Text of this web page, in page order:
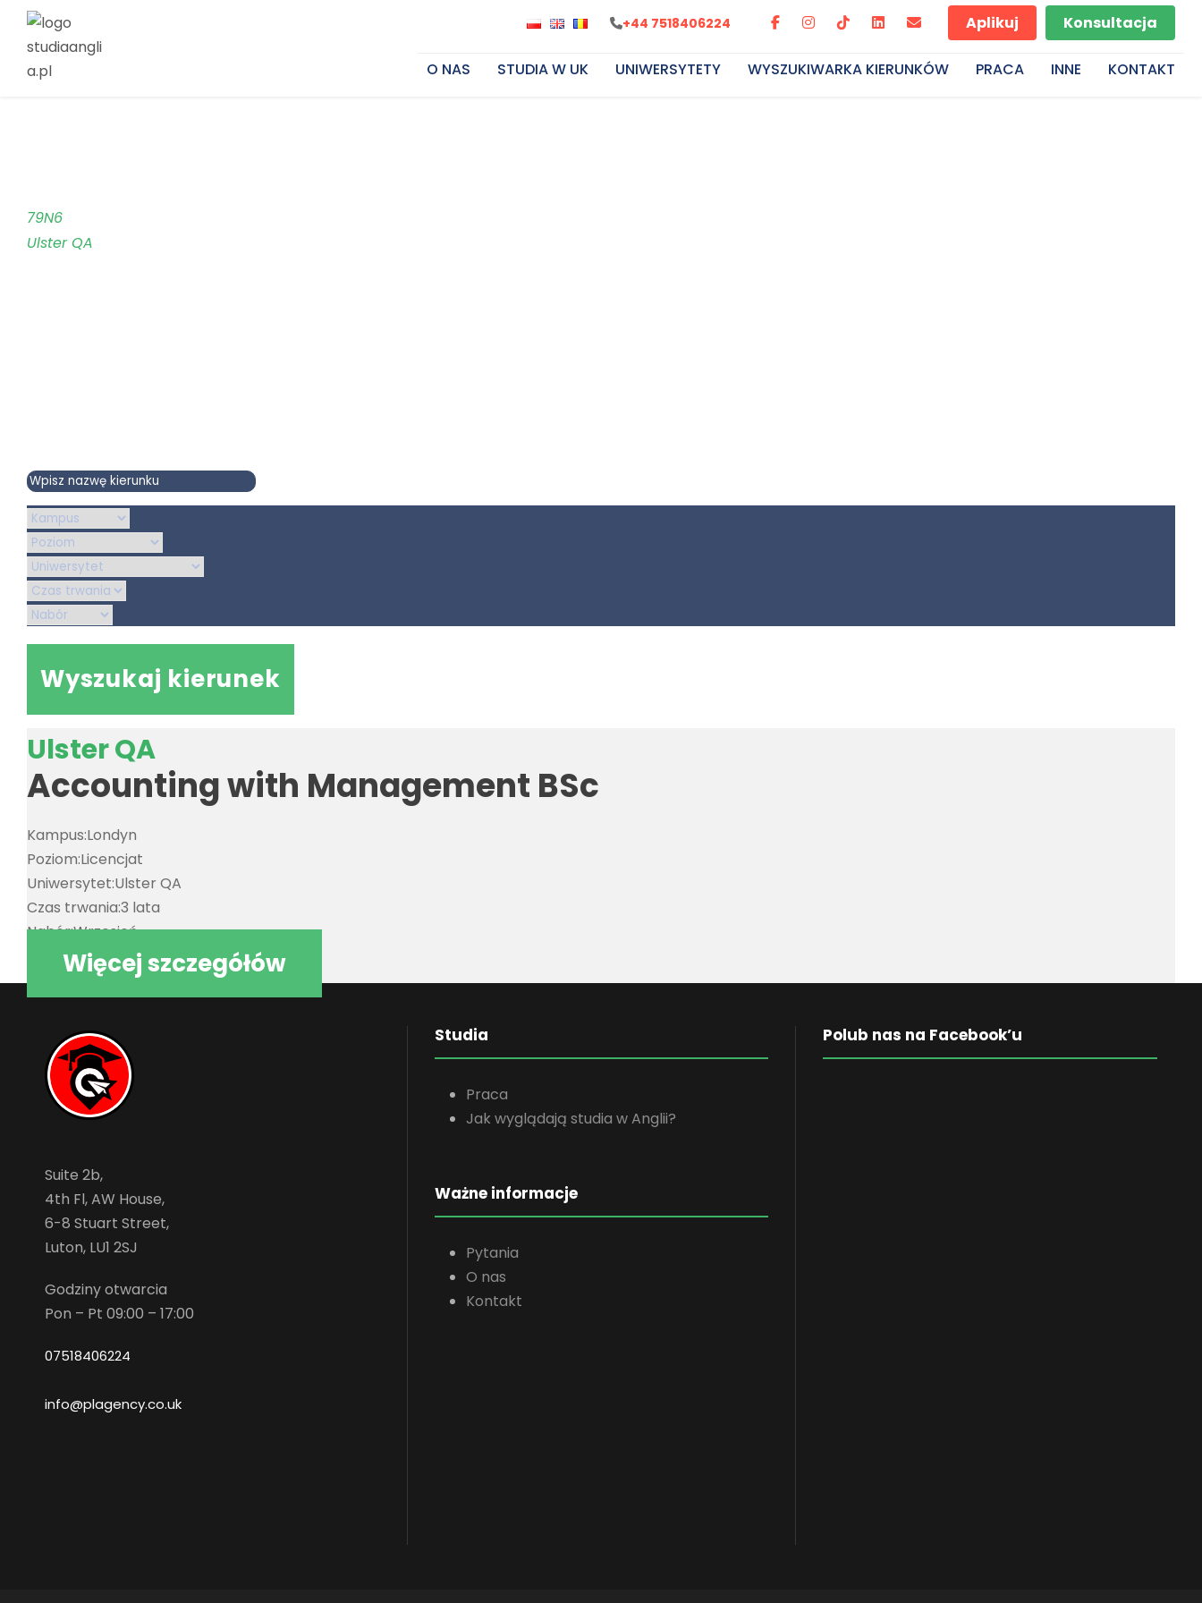
+44 7518406224 Aplikuj Konsultacja
O NAS STUDIA W UK UNIWERSYTETY WYSZUKIWARKA KIERUNKÓW PRACA INNE KONTAKT
79N6
Ulster QA
Ulster QA
Accounting with Management BSc
Kampus:Londyn
Poziom:Licencjat
Uniwersytet:Ulster QA
Czas trwania:3 lata
Nabór:Wrzesień
Więcej szczegółów
Suite 2b,
4th Fl, AW House,
6-8 Stuart Street,
Luton, LU1 2SJ
Godziny otwarcia
Pon – Pt 09:00 – 17:00
07518406224
info@plagency.co.uk
Studia
Praca
Jak wyglądają studia w Anglii?
Ważne informacje
Pytania
O nas
Kontakt
Polub nas na Facebook’u